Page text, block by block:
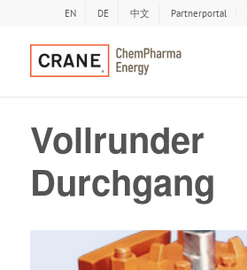
EN DE 中文 Partnerportal
Vollrunder
Durchgang